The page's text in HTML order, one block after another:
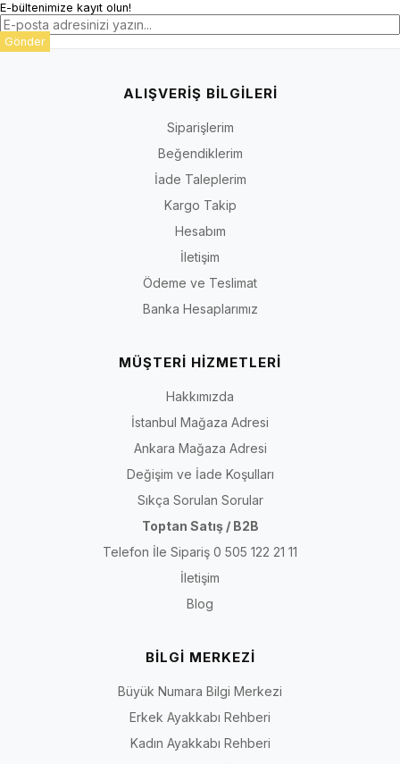
E-bültenimize kayıt olun!
Gönder
ALIŞVERİŞ BİLGİLERİ
Siparişlerim
Beğendiklerim
İade Taleplerim
Kargo Takip
Hesabım
İletişim
Ödeme ve Teslimat
Banka Hesaplarımız
MÜŞTERİ HİZMETLERİ
Hakkımızda
İstanbul Mağaza Adresi
Ankara Mağaza Adresi
Değişim ve İade Koşulları
Sıkça Sorulan Sorular
Toptan Satış / B2B
Telefon İle Sipariş 0 505 122 21 11
İletişim
Blog
BİLGİ MERKEZİ
Büyük Numara Bilgi Merkezi
Erkek Ayakkabı Rehberi
Kadın Ayakkabı Rehberi